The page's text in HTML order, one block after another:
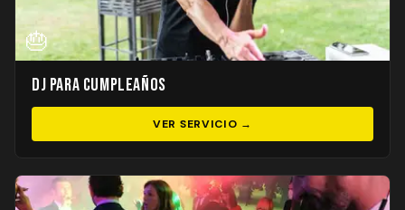
🎂
DJ para Cumpleaños
VER SERVICIO →